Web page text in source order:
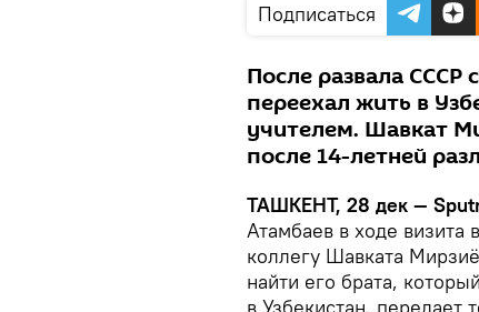
Подписаться
После развала СССР
переехал жить в
учителем. Шавкат
после 14-летней
ТАШКЕНТ, 28 дек —
Атамбаев в ходе визита
коллегу Шавката
найти его брата,